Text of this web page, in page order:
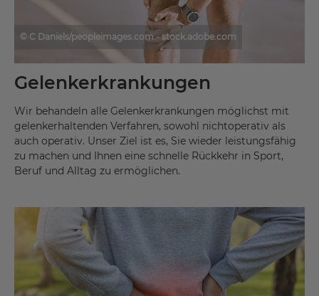
© C Daniels/peopleimages.com - stock.adobe.com
Gelenkerkrankungen
Wir behandeln alle Gelenkerkrankungen möglichst mit
gelenkerhaltenden Verfahren, sowohl nichtoperativ als
auch operativ. Unser Ziel ist es, Sie wieder leistungsfähig
zu machen und Ihnen eine schnelle Rückkehr in Sport,
Beruf und Alltag zu ermöglichen.